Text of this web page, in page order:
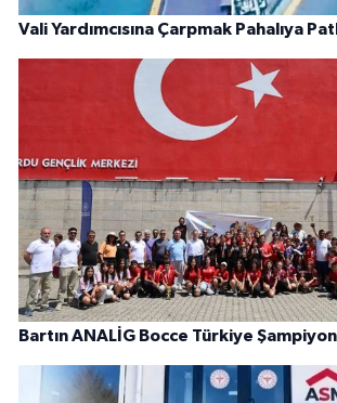
Vali Yardımcısına Çarpmak Pahalıya
Bartın ANALİG Bocce Türkiye